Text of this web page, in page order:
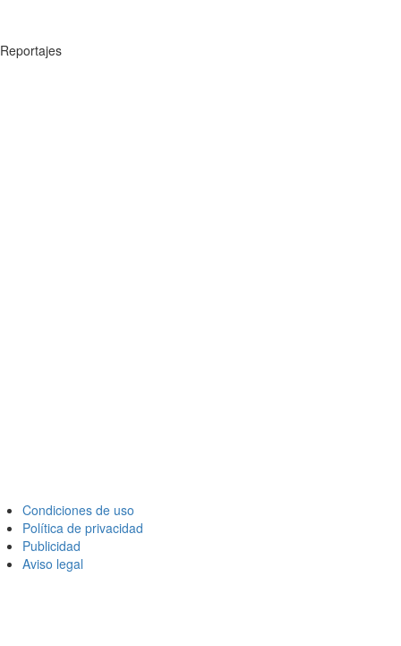
Reportajes
Condiciones de uso
Política de privacidad
Publicidad
Aviso legal